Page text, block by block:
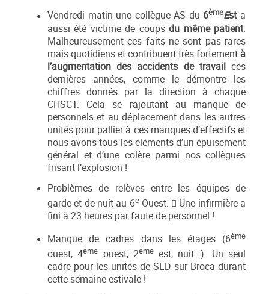
Vendredi matin une collègue AS du 6èmeEsta
aussi été victime de coupsdu même patient.
Malheureusement ces faits ne sont pas rares
mais quotidiens et contribuent très fortement à
l’augmentation des accidents de travailces
dernières années, comme le démontre les
chiffres donnés par la direction à chaque
CHSCT. Cela se rajoutant au manque de
personnels et au déplacement dans les autres
unités pour pallier à ces manques d’effectifs et
nous avons tous les éléments d’un épuisement
général et d’une colère parmi nos collègues
frisant l’explosion !
Problèmes de relèves entre les équipes de
garde et de nuit au 6eOuest.  Une infirmière a
fini à 23 heures par faute de personnel !
Manque de cadres dans les étages (6ème
ouest, 4ème ouest, 2èmeest, nuit…). Un seul
cadre pour les unités de SLD sur Broca durant
cette semaine estivale !